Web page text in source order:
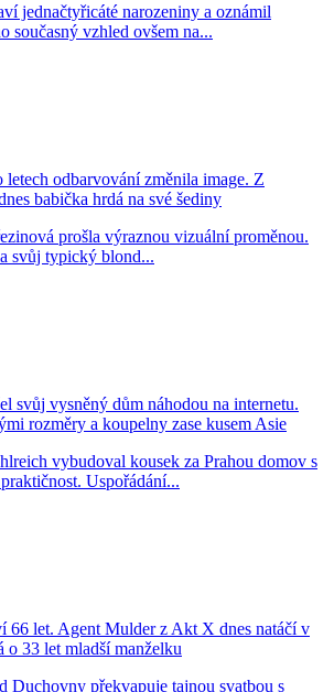
jednačtyřicáté narozeniny a oznámil
současný vzhled ovšem na...
odbarvování změnila image. Z
babička hrdá na své šediny
prošla výraznou vizuální proměnou.
svůj typický blond...
svůj vysněný dům náhodou na internetu.
rozměry a koupelny zase kusem Asie
vybudoval kousek za Prahou domov s
Uspořádání...
66 let. Agent Mulder z Akt X dnes natáčí v
o 33 let mladší manželku
Duchovny překvapuje tajnou svatbou s